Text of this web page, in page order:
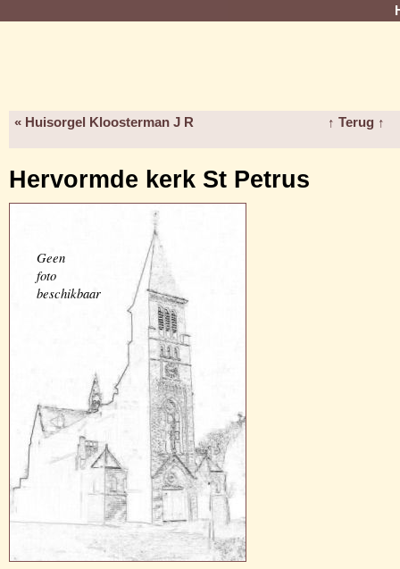
« Huisorgel Kloosterman J R ↑ Terug ↑
Hervormde kerk St Petrus
Geen
foto
beschikbaar